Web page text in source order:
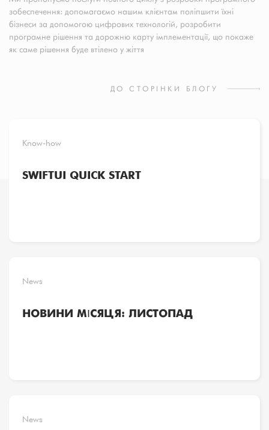
зобеспечення: допомагаємо нашим клієнтам поліпшити їхні
бізнеси за допомогою цифрових технологій, розробити
програмне рішення та дорожню карту імплементації, що покаже
як саме рішення буде втілено у жіття
ДО СТОРІНКИ БЛОГУ
Know-how
SWIFTUI QUICK START
News
НОВИНИ МІСЯЦЯ: ЛИСТОПАД
News